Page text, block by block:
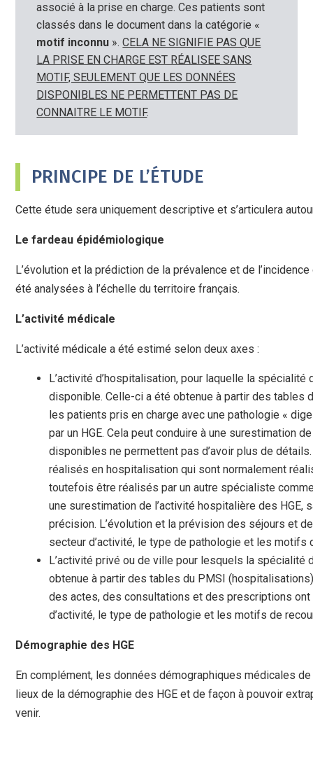
associé à la prise en charge. Ces patients sont
classés dans le document dans la catégorie «
motif inconnu ».CELA NE SIGNIFIE PAS QUE
LA PRISE EN CHARGE EST RÉALISEE SANS
MOTIF, SEULEMENT QUE LES DONNÉES
DISPONIBLES NE PERMETTENT PAS DE
CONNAITRE LE MOTIF.
PRINCIPE DE L’ÉTUDE
Cette étude sera uniquement descriptive et s’articulera
Le fardeau épidémiologique
L’évolution et la prédiction de la prévalence et de
été analysées à l’échelle du territoire français.
L’activité médicale
L’activité médicale a été estimé selon deux axes :
L’activité d’hospitalisation, pour laquelle la
disponible. Celle-ci a été obtenue à partir des tables
les patients pris en charge avec une pathologie «
par un HGE. Cela peut conduire à une surestimation
disponibles ne permettent pas d’avoir plus de
réalisés en hospitalisation qui sont normalement
toutefois être réalisés par un autre spécialiste
une surestimation de l’activité hospitalière des HGE,
précision. L’évolution et la prévision des séjours et
secteur d’activité, le type de pathologie et les motifs
L’activité privé ou de ville pour lesquels la
obtenue à partir des tables du PMSI
des actes, des consultations et des prescriptions
d’activité, le type de pathologie et les motifs de
Démographie des HGE
En complément, les données démographiques médicales
lieux de la démographie des HGE et de façon à pouvoir
venir.